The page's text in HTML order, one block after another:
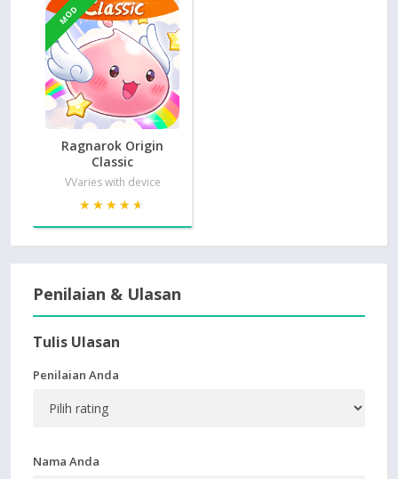
MOD
Ragnarok Origin
Classic
VVaries with device
★★★★★
★★★★★
Penilaian & Ulasan
Tulis Ulasan
Penilaian Anda
Nama Anda